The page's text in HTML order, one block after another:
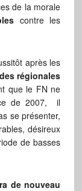
de la morale
contre les
après les
régionales
que le FN ne
de 2007, il
se présenter,
désireux
de basses
de nouveau